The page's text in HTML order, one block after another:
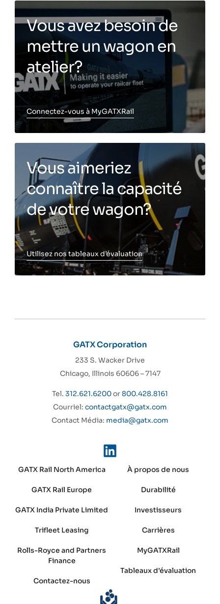
Vous avez besoin de
mettre un wagon en
atelier?
Connectez-vous à MyGATXRail
Vous aimeriez
connaître la capacité
de votre wagon?
Utilisez nos tableaux d’évaluation
GATX Corporation
233 S. Wacker Drive
Chicago, Illinois 60606 – 7147
Tel. 312.621.6200or800.428.8161
Courriel: contactgatx@gatx.com
Contact Média: media@gatx.com
GATX Rail North America
GATX Rail Europe
GATX India Private Limited
Trifleet Leasing
Rolls-Royce and Partners
Finance
Contactez-nous
À propos de nous
Durabilité
Investisseurs
Carrières
MyGATXRail
Tableaux d’évaluation